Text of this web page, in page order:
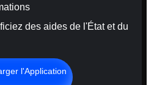
des aides de l'État et du
l'Application